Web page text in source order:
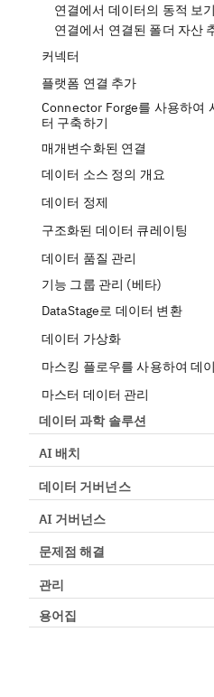
연결에서 데이터의 동적 보
연결에서 연결된 폴더 자산
커넥터
플랫폼 연결 추가
Connector Forge를 사용하여
터 구축하기
매개변수화된 연결
데이터 소스 정의 개요
데이터 정제
구조화된 데이터 큐레이팅
데이터 품질 관리
기능 그룹 관리 (베타)
DataStage로 데이터 변환
데이터 가상화
마스킹 플로우를 사용하여 데
마스터 데이터 관리
데이터 과학 솔루션
AI 배치
데이터 거버넌스
AI 거버넌스
문제점 해결
관리
용어집